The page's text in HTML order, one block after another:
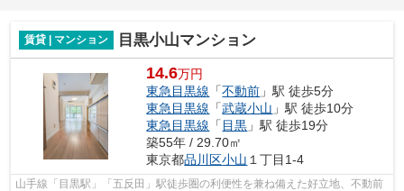
賃貸 | マンション 目黒小山マンション
14.6万円
東急目黒線 「不動前 」駅 徒歩5分
東急目黒線 「武蔵小山 」駅 徒歩10分
東急目黒線 「 目黒 」駅 徒歩19分
築55年 / 29.70㎡
東京都品川区小山 １丁目1-4
山手線「目黒駅」「五反田」駅徒歩圏の利便性を兼ね備えた好立地、不動前